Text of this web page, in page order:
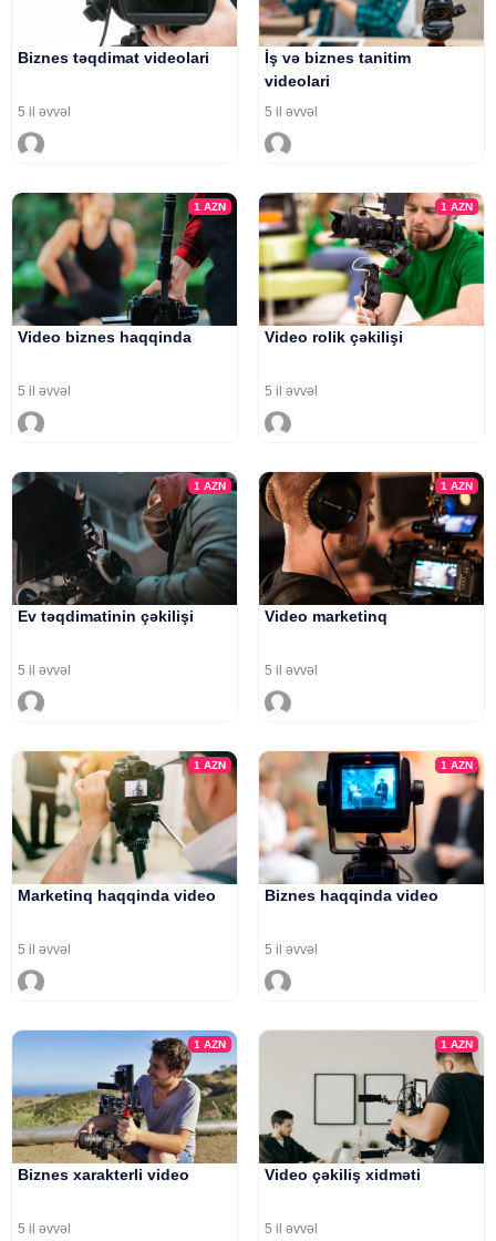
Biznes təqdimat videolari
5 il əvvəl
İş və biznes tanitim
videolari
5 il əvvəl
1AZN
Video biznes haqqinda
5 il əvvəl
1 AZN
Video rolik çəkilişi
5 il əvvəl
1AZN
Ev təqdimatinin çəkilişi
5 il əvvəl
1 AZN
Video marketinq
5 il əvvəl
1AZN
Marketinq haqqinda video
5 il əvvəl
1 AZN
Biznes haqqinda video
5 il əvvəl
1AZN
Biznes xarakterli video
5 il əvvəl
1 AZN
Video çəkiliş xidməti
5 il əvvəl